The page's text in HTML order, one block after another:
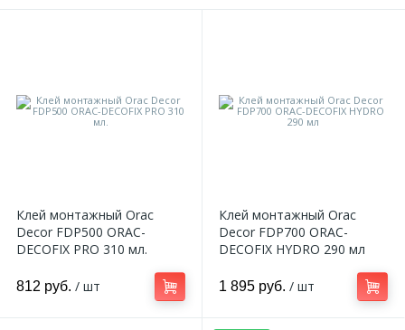
Клей монтажный Orac
Decor FDP500 ORAC-
DECOFIX PRO 310 мл.
812 руб. / шт
Клей монтажный Orac
Decor FDP700 ORAC-
DECOFIX HYDRO 290 мл
1 895 руб. / шт